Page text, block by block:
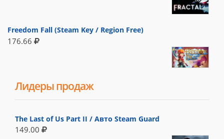
Freedom Fall (Steam Key / Region Free)
176.66
Лидеры продаж
The Last of Us Part II / Авто Steam Guard
149.00